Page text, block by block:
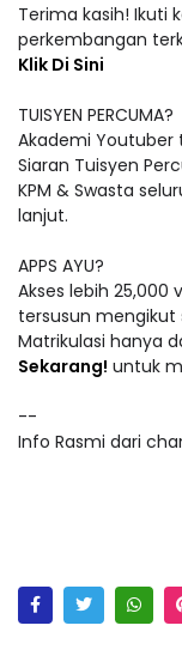
Terima kasih! Ikuti
perkembangan
Klik Di Sini
TUISYEN PERCUMA?
Akademi Youtuber
Siaran Tuisyen
KPM & Swasta
lanjut.
APPS AYU?
Akses lebih 25,000
tersusun mengikut
Matrikulasi hanya
Sekarang! untuk
--
Info Rasmi dari